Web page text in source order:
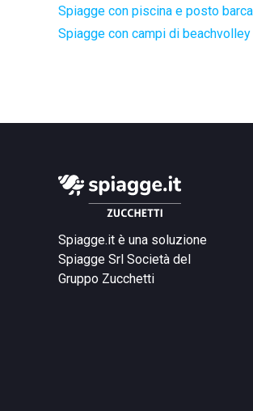
Spiagge con piscina e posto barca
Spiagge con campi di
Spiagge.it è una soluzione
Spiagge Srl Società del
Gruppo Zucchetti